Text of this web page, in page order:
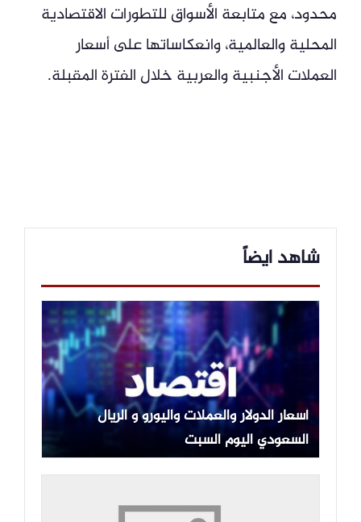
محدود، مع متابعة الأسواق للتطورات الاقتصادية
المحلية والعالمية، وانعكاساتها على أسعار
العملات الأجنبية والعربية خلال الفترة المقبلة.
شاهد ايضاً
أسعار الدولار والعملات واليورو و الريال
السعودي اليوم السبت